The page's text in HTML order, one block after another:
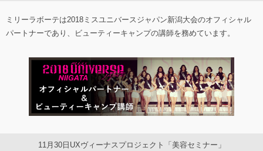
ミリーラボーテは2018ミスユニバースジャパン新潟大会のオフィシャル
パートナーであり、ビューティーキャンプの講師を務めています。
11月30日UXヴィーナスプロジェクト「美容セミナー」